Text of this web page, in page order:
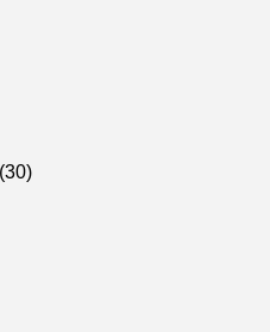
(30)